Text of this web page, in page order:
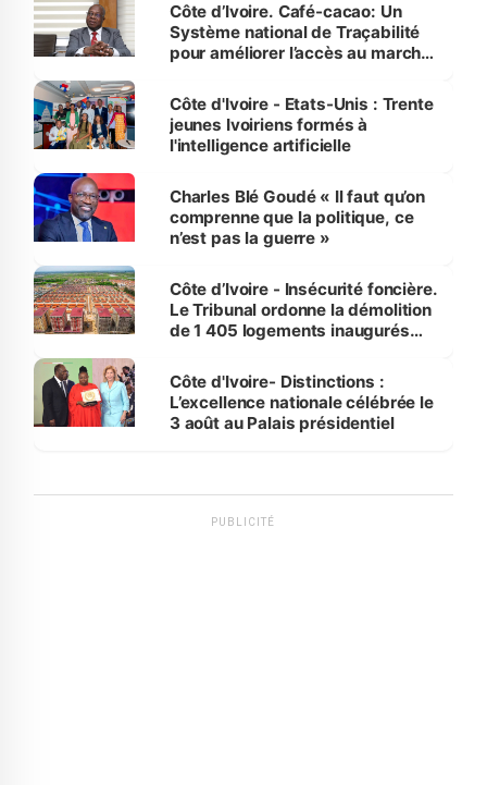
Côte d’Ivoire. Café-cacao: Un
Système national de Traçabilité
pour améliorer l’accès au marché
Côte d'Ivoire - Etats-Unis : Trente
jeunes Ivoiriens formés à
l'intelligence artificielle
Charles Blé Goudé « Il faut qu’on
comprenne que la politique, ce
n’est pas la guerre »
Côte d’Ivoire - Insécurité foncière.
Le Tribunal ordonne la démolition
de 1 405 logements inaugurés
Bassam
Côte d'Ivoire- Distinctions :
L’excellence nationale célébrée le
3 août au Palais présidentiel
PUBLICITÉ